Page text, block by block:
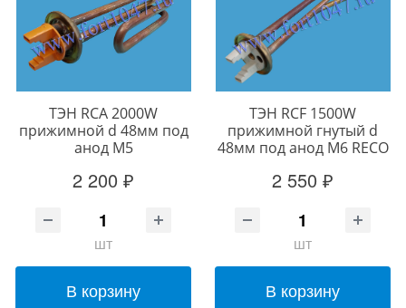
ТЭН RCA 2000W
прижимной d 48мм под
анод М5
2 200 ₽
шт
В корзину
ТЭН RCF 1500W
прижимной гнутый d
48мм под анод М6 RECO
2 550 ₽
шт
В корзину